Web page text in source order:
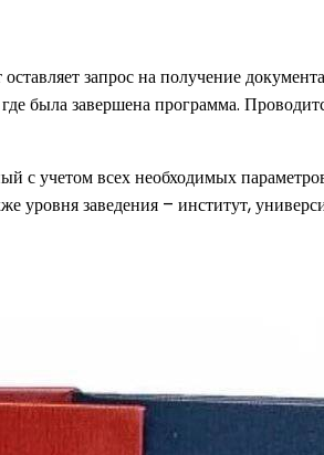
запрос на получение
была завершена программа.
с учетом всех необходимых
уровня заведения – институт,